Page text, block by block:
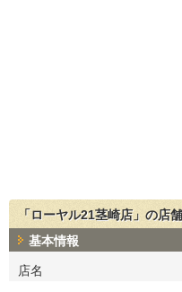
「ローヤル21茎崎店」の店
基本情報
店名